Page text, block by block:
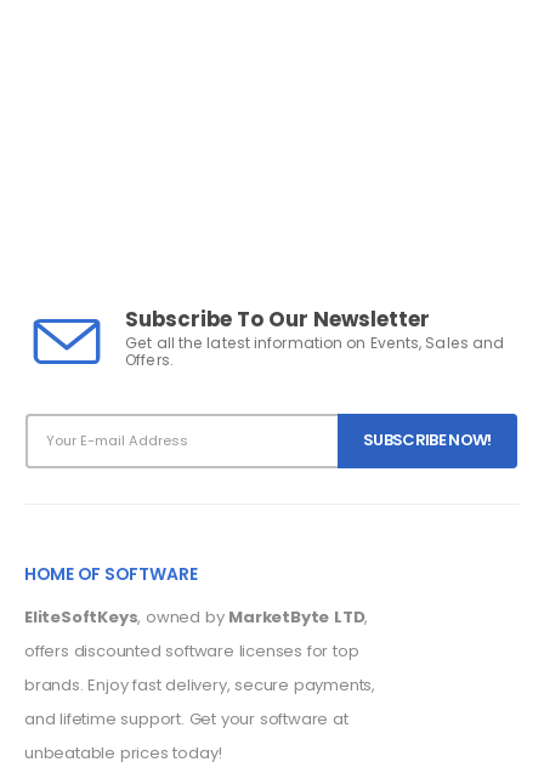
Subscribe To Our Newsletter
Get all the latest information on Events, Sales and
Offers.
HOME OF SOFTWARE
EliteSoftKeys, owned by MarketByte LTD,
offers discounted software licenses for top
brands. Enjoy fast delivery, secure payments,
and lifetime support. Get your software at
unbeatable prices today!